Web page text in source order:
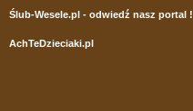
Ślub-Wesele.pl - odwiedź nasz portal !
AchTeDzieciaki.pl